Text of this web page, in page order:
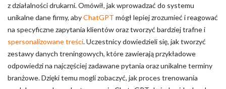
z działalności drukarni. Omówił, jak wprowadzać do systemu
unikalne dane firmy, abyChatGPT mógł lepiej zrozumieć i reagować
na specyficzne zapytania klientów oraz tworzyć bardziej trafne i
spersonalizowane treści. Uczestnicy dowiedzieli się, jak tworzyć
zestawy danych treningowych, które zawierają przykładowe
odpowiedzi na najczęściej zadawane pytania oraz unikalne terminy
branżowe. Dzięki temu mogli zobaczyć, jak proces trenowania